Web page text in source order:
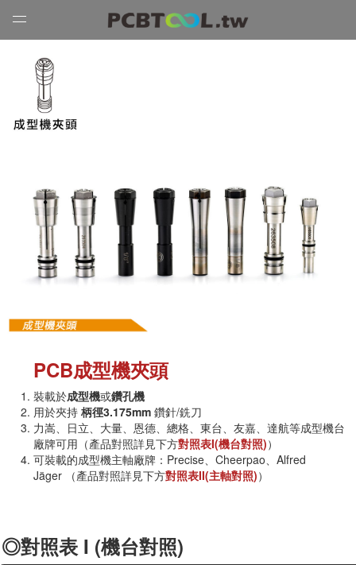
Menu
PCB成型機夾頭
裝載於成型機或鑽孔機
用於夾持 柄徑3.175mm 鑽針/銑刀
力嵩、日立、大量、恩德、總格、東台、友嘉、達航等成型機台
廠牌可用（產品對照詳見下方對照表I(機台對照)）
可裝載的成型機主軸廠牌：Precise、Cheerpao、Alfred
Jäger （產品對照詳見下方對照表II(主軸對照)）
◎對照表 I (機台對照)